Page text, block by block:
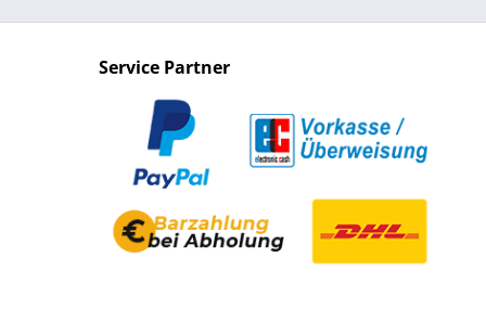
Service Partner